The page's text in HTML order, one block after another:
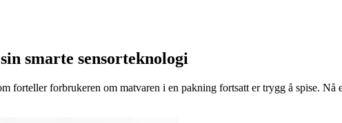
smarte sensorteknologi
forteller forbrukeren om matvaren i en pakning fortsatt er trygg å spise. Nå